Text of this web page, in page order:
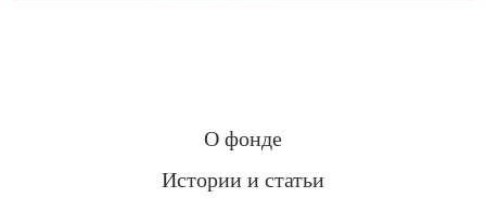
О фонде
Истории и статьи